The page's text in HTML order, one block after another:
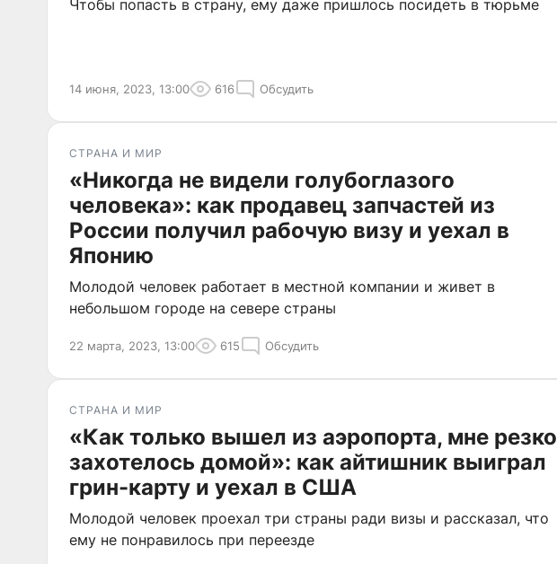
Чтобы попасть в страну, ему даже пришлось посидеть в тюрьме
14 июня, 2023, 13:00 616 Обсудить
СТРАНА И МИР
«Никогда не видели голубоглазого
человека»: как продавец запчастей из
России получил рабочую визу и уехал в
Японию
Молодой человек работает в местной компании и живет в
небольшом городе на севере страны
22 марта, 2023, 13:00 615 Обсудить
СТРАНА И МИР
«Как только вышел из аэропорта, мне резко
захотелось домой»: как айтишник выиграл
грин-карту и уехал в США
Молодой человек проехал три страны ради визы и рассказал, что
ему не понравилось при переезде